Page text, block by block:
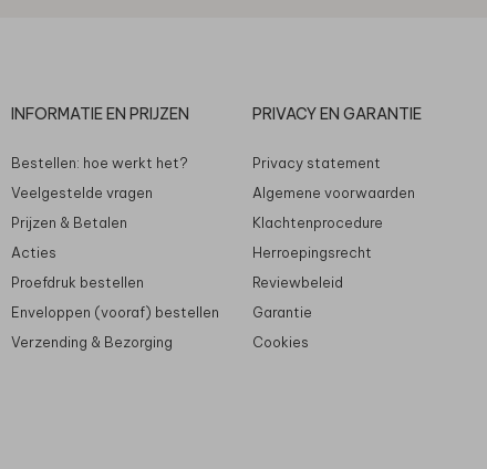
INFORMATIE EN PRIJZEN
Bestellen: hoe werkt het?
Veelgestelde vragen
Prijzen & Betalen
Acties
Proefdruk bestellen
Enveloppen (vooraf) bestellen
Verzending & Bezorging
PRIVACY EN GARANTIE
Privacy statement
Algemene voorwaarden
Klachtenprocedure
Herroepingsrecht
Reviewbeleid
Garantie
Cookies